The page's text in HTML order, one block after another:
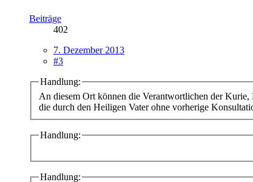
Beiträge
402
7. Dezember 2013
#3
Handlung:
An diesem Ort können die Verantwortlichen der
die durch den Heiligen Vater ohne vorherige
Handlung:
Handlung: